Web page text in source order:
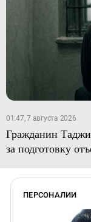
01:47, 7 августа 2026
Гражданин
за подготовку
ПЕРСОНАЛИИ